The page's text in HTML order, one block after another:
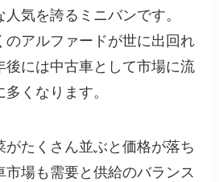
気を誇るミニバンです。
のアルファードが世に出回れ
後には中古車として市場に流
くなります。
がたくさん並ぶと価格が落ち
市場も需要と供給のバランス